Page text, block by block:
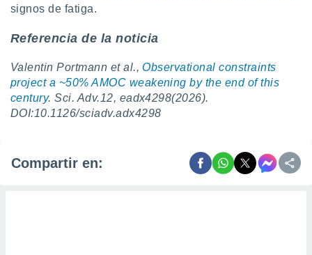
signos de fatiga.
Referencia de la noticia
Valentin Portmann et al.,Observational constraints
project a ~50% AMOC weakening by the end of this
century. Sci. Adv.12, eadx4298(2026).
DOI:10.1126/sciadv.adx4298
Compartir en: